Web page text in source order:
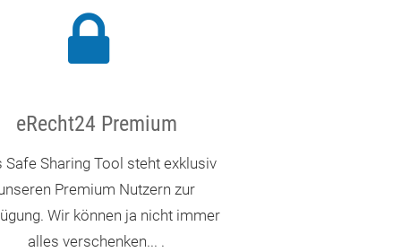
eRecht24 Premium
Safe Sharing Tool steht exklusiv
Premium Nutzern zur
Wir können ja nicht immer
alles verschenken... .